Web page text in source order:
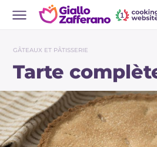
GÂTEAUX ET PÂTISSERIE
Tarte